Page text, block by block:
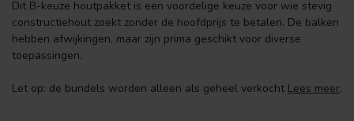
Dit B-keuze houtpakket is een voordelige keuze voor wie stevig
constructiehout zoekt zonder de hoofdprijs te betalen. De balken
hebben afwijkingen, maar zijn prima geschikt voor diverse
toepassingen.
Let op: de bundels worden alleen als geheel verkocht Lees meer.